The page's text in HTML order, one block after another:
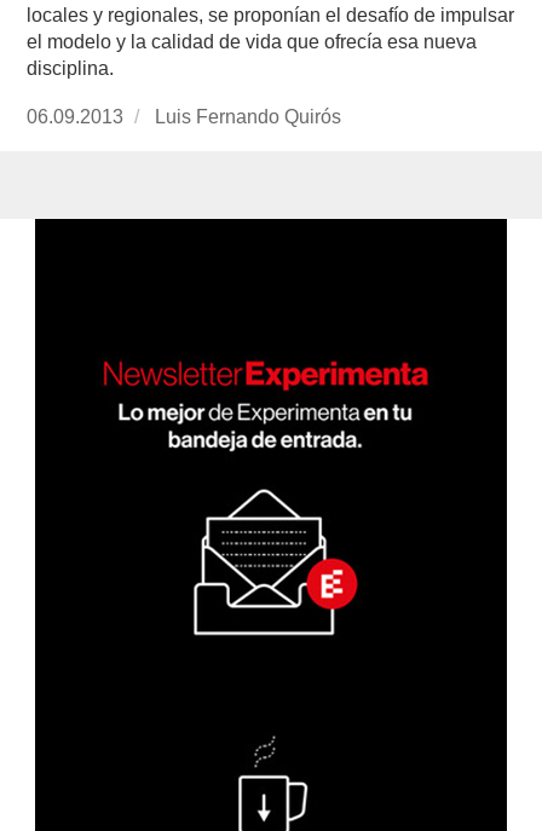
locales y regionales, se proponían el desafío de impulsar
el modelo y la calidad de vida que ofrecía esa nueva
disciplina.
Publicado
06.09.2013
https://www.experimenta.es/author/luis-
Luis Fernando Quirós